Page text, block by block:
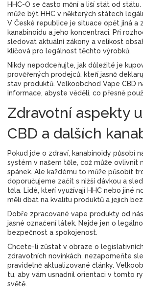
HHC-O se často mění a liší stát od státu.
může být HHC v některých státech
V České republice je situace opět jiná a
kanabinoidu a jeho koncentraci. Při
sledovat aktuální zákony a velikost
klíčová pro legálnost těchto výrobků.
Nikdy nepodceňujte, jak důležité je
prověřených prodejců, kteří jasně
stav produktů. Velkoobchod Vape CBD
informace, abyste věděli, co přesně
Zdravotní aspekty
CBD a dalších
Pokud jde o zdraví, kanabinoidy působí
systém v našem těle, což může ovlivnit
spánek. Ale každému to může působit
doporučujeme začít s nižší dávkou a
těla. Lidé, kteří využívají HHC nebo jiné
měli dbát na kvalitu produktů a jejich
Dobře zpracované vape produkty od
jasné označení látek. Nejde jen o
bezpečnost a spokojenost.
Chcete-li zůstat v obraze o
zdravotních novinkách, nezapomeňte
pravidelně aktualizované články.
tu, aby vám usnadnil orientaci v tomto
světě.